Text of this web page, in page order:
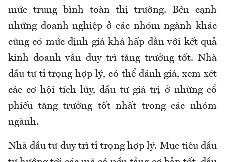
mức trung bình toàn thị trường. Bên cạnh
những doanh nghiệp ở các nhóm ngành khác
cũng có mức định giá khá hấp dẫn với kết quả
kinh doanh vẫn duy trì tăng trưởng tốt. Nhà
đầu tư tỉ trọng hợp lý, có thể đánh giá, xem xét
các cơ hội tích lũy, đầu tư giá trị ở những cổ
phiếu tăng trưởng tốt nhất trong các nhóm
ngành.
Nhà đầu tư duy trì tỉ trọng hợp lý. Mục tiêu đầu